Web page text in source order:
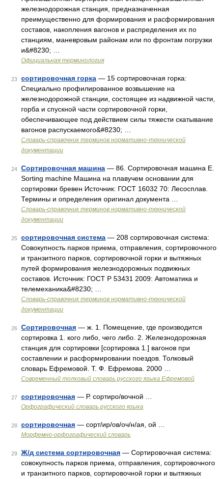
железнодорожная станция, предназначенная
преимущественно для формирования и расформирования
составов, накопления вагонов и распределения их по
станциям, маневровым районам или по фронтам погрузки
и&#8230; …
Официальная терминология
23 сортировочная горка — 15 сортировочная горка:
Специально профилированное возвышение на
железнодорожной станции, состоящее из надвижной части,
горба и спускной части сортировочной горки,
обеспечивающее под действием силы тяжести скатывание
вагонов распускаемого&#8230; …
Словарь-справочник терминов нормативно-технической
документации
24 Сортировочная машина — 86. Сортировочная машина Е.
Sorting machine Машина на плавучем основании для
сортировки бревен Источник: ГОСТ 16032 70: Лесосплав.
Термины и определения оригинал документа …
Словарь-справочник терминов нормативно-технической
документации
25 сортировочная система — 208 сортировочная система:
Совокупность парков приема, отправления, сортировочного
и транзитного парков, сортировочной горки и вытяжных
путей формирования железнодорожных подвижных
составов. Источник: ГОСТ Р 53431 2009: Автоматика и
телемеханика&#8230; …
Словарь-справочник терминов нормативно-технической
документации
26 Сортировочная — ж. 1. Помещение, где производится
сортировка 1. кого либо, чего либо. 2. Железнодорожная
станция для сортировки [сортировка 1.] вагонов при
составлении и расформировании поездов. Толковый
словарь Ефремовой. Т. Ф. Ефремова. 2000 …
Современный толковый словарь русского языка Ефремовой
27 сортировочная — Р. сортиро/вочной …
Орфографический словарь русского языка
28 сортировочная — сорт/ир/ов/оч/н/ая, ой …
Морфемно-орфографический словарь
29 Ж/д система сортировочная — Сортировочная система:
совокупность парков приема, отправления, сортировочного
и транзитного парков, сортировочной горки и вытяжных